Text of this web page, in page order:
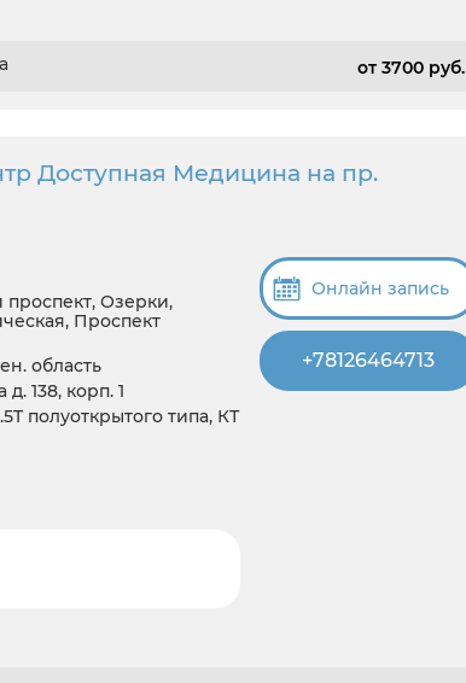
от 3700 pуб.
Доступная Медицина на пр.
Озерки,
Проспект
область
138, корп. 1
полуоткрытого типа, КТ
Онлайн запись
+78126464713